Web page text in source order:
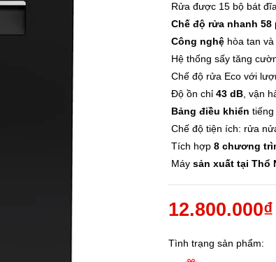
Rửa được 15 bộ bát
Chế độ rửa nhanh 58
Công nghệhòa tan và
Hệ thống sấy tăng
Chế độ rửa Eco với
Độ ồn chỉ 43 dB, vận
Bảng điều khiển
Chế độ tiện ích: rửa
Tích hợp 8 chương
Máy sản xuất tại Thổ
12.800.000₫
Tình trạng sản phẩm: